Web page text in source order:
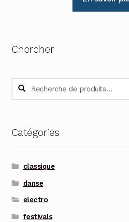
Chercher
Recherche
pour :
Recherche
Catégories
classique
danse
electro
festivals